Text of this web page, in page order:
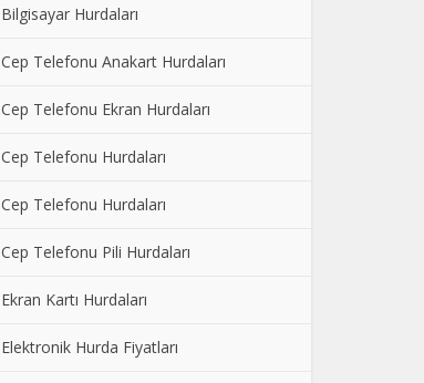
Bilgisayar Hurdaları
Cep Telefonu Anakart Hurdaları
Cep Telefonu Ekran Hurdaları
Cep Telefonu Hurdaları
Cep Telefonu Hurdaları
Cep Telefonu Pili Hurdaları
Ekran Kartı Hurdaları
Elektronik Hurda Fiyatları